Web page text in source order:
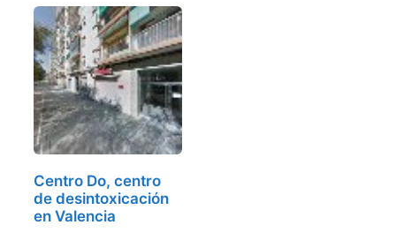
Centro Do, centro
de desintoxicación
en Valencia